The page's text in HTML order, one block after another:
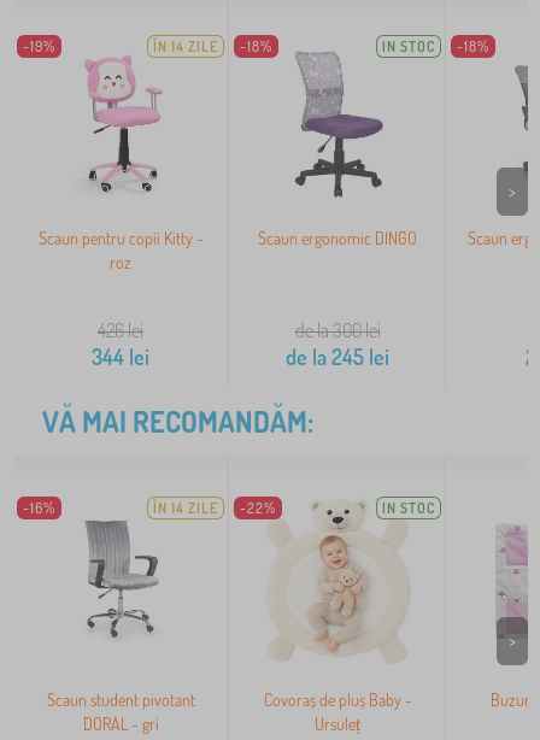
-19% ÎN 14 ZILE
Scaun pentru copii Kitty -
roz
426lei
344 lei
-18% IN STOC
Scaun ergonomic DINGO
de la 300lei
de la245 lei
-18%
Scaun
>
VĂ MAI RECOMANDĂM:
-16% ÎN 14 ZILE
Scaun student pivotant
DORAL - gri
-22% IN STOC
Covoraș de pluș Baby -
Ursuleț
>